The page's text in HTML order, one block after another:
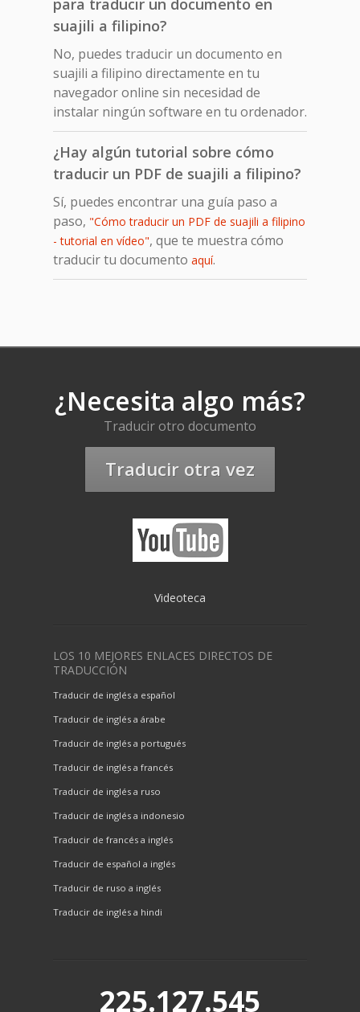
suajili a filipino?
No, puedes traducir un documento en
suajili a filipino directamente en tu
navegador online sin necesidad de
instalar ningún software en tu ordenador.
¿Hay algún tutorial sobre cómo
traducir un PDF de suajili a filipino?
Sí, puedes encontrar una guía paso a
paso, "Cómo traducir un PDF de suajili a filipino
- tutorial en vídeo", que te muestra cómo
traducir tu documento aquí.
¿Necesita algo más?
Traducir otro documento
Traducir otra vez
Videoteca
LOS 10 MEJORES ENLACES DIRECTOS DE
TRADUCCIÓN
Traducir de inglés a español
Traducir de inglés a árabe
Traducir de inglés a portugués
Traducir de inglés a francés
Traducir de inglés a ruso
Traducir de inglés a indonesio
Traducir de francés a inglés
Traducir de español a inglés
Traducir de ruso a inglés
Traducir de inglés a hindi
225.127.545